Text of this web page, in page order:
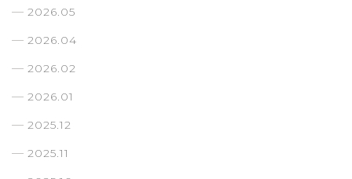
2026.05
2026.04
2026.02
2026.01
2025.12
2025.11